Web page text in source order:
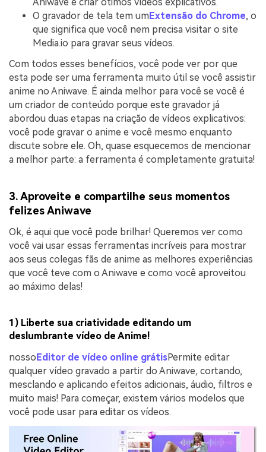
O gravador de tela tem umExtensão do Chrome, o
que significa que você nem precisa visitar o site
Media.io para gravar seus vídeos.
Com todos esses benefícios, você pode ver por que
esta pode ser uma ferramenta muito útil se você assistir
anime no Aniwave. É ainda melhor para você se você é
um criador de conteúdo porque este gravador já
abordou duas etapas na criação de vídeos explicativos:
você pode gravar o anime e você mesmo enquanto
discute sobre ele. Oh, quase esquecemos de mencionar
a melhor parte: a ferramenta é completamente gratuita!
3. Aproveite e compartilhe seus momentos
felizes Aniwave
Ok, é aqui que você pode brilhar! Queremos ver como
você vai usar essas ferramentas incríveis para mostrar
aos seus colegas fãs de anime as melhores experiências
que você teve com o Aniwave e como você aproveitou
ao máximo delas!
1) Liberte sua criatividade editando um
deslumbrante vídeo de Anime!
nossoEditor de vídeo online grátisPermite editar
qualquer vídeo gravado a partir do Aniwave, cortando,
mesclando e aplicando efeitos adicionais, áudio, filtros e
muito mais! Para começar, existem vários modelos que
você pode usar para editar os vídeos.